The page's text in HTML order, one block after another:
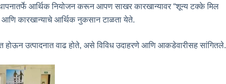
आर्थिक नियोजन करून आपण साखर कारखान्यावर “शून्य टक्के मिल
कारखान्याचे आर्थिक नुकसान टाळता येते.
होऊन उत्पादनात वाढ होते, असे विविध उदाहरणे आणि आकडेवारीसह सांगितले.